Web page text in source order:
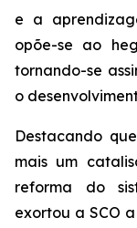
e a
opõe-se ao
tornando-se
o
Destacando
mais um
reforma do
exortou a SCO